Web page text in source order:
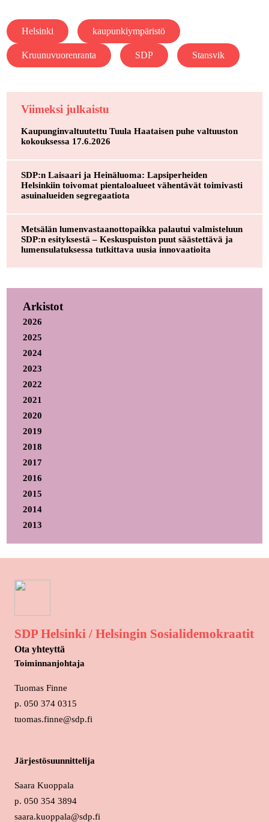
Helsinki kaupunkiympäristö
Kruunuvuorenranta SDP Stansvik
Viimeksi julkaistu
Kaupunginvaltuutettu Tuula Haataisen puhe valtuuston
kokouksessa 17.6.2026
SDP:n Laisaari ja Heinäluoma: Lapsiperheiden
Helsinkiin toivomat pientaloalueet vähentävät toimivasti
asuinalueiden segregaatiota
Metsälän lumenvastaanottopaikka palautui valmisteluun
SDP:n esityksestä – Keskuspuiston puut säästettävä ja
lumensulatuksessa tutkittava uusia innovaatioita
Arkistot
2026
2025
2024
2023
2022
2021
2020
2019
2018
2017
2016
2015
2014
2013
SDP Helsinki / Helsingin Sosialidemokraatit
Ota yhteyttä
Toiminnanjohtaja
Tuomas Finne
p. 050 374 0315
tuomas.finne@sdp.fi
Järjestösuunnittelija
Saara Kuoppala
p. 050 354 3894
saara.kuoppala@sdp.fi